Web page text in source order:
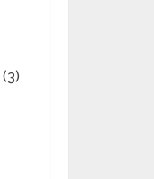
(3)